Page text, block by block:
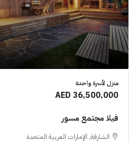
منزل لأسرة واحدة
AED 36,500,000
فيلا مجتمع مسور
الشارقة, الإمارات العربية المتحدة